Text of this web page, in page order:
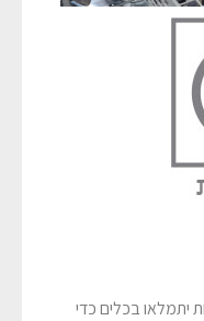
יתמלאו בכלים כדי